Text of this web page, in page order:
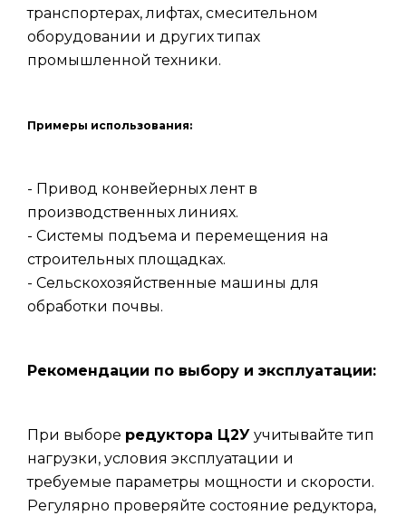
транспортерах, лифтах, смесительном
оборудовании и других типах
промышленной техники.
Примеры использования:
- Привод конвейерных лент в
производственных линиях.
- Системы подъема и перемещения на
строительных площадках.
- Сельскохозяйственные машины для
обработки почвы.
Рекомендации по выбору и эксплуатации:
При выборе редуктора Ц2У учитывайте тип
нагрузки, условия эксплуатации и
требуемые параметры мощности и скорости.
Регулярно проверяйте состояние редуктора,